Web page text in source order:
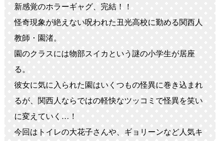
新感覚のホラーギャグ、完結！！
怪奇現象が絶えない呪われた丑光高校に勤める関西人
教師・園渚。
園のクラスには物部スイカという謎の小学生が居座
る。
彼女に気に入られた園はいくつもの怪異に巻き込まれ
るが、関西人ならではの軽快なツッコミで怪異を笑い
に変えていく…！
今回はトイレの大花子さんや、ギョリーンなど人気キ